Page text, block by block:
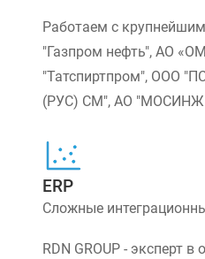
Работаем с
"Газпром нефть", АО
"Татспиртпром", ООО
(РУС) СМ", АО
ERP
Сложные
RDN GROUP - эксперт